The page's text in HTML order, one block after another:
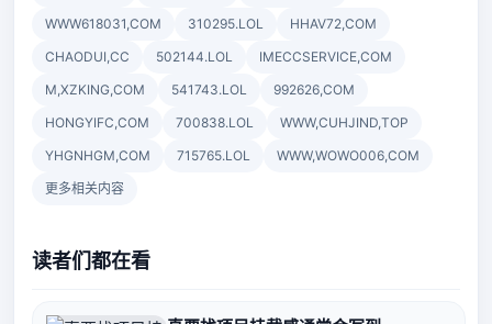
WWW618031,COM
310295.LOL
HHAV72,COM
CHAODUI,CC
502144.LOL
IMECCSERVICE,COM
M,XZKING,COM
541743.LOL
992626,COM
HONGYIFC,COM
700838.LOL
WWW,CUHJIND,TOP
YHGNHGM,COM
715765.LOL
WWW,WOWO006,COM
更多相关内容
读者们都在看